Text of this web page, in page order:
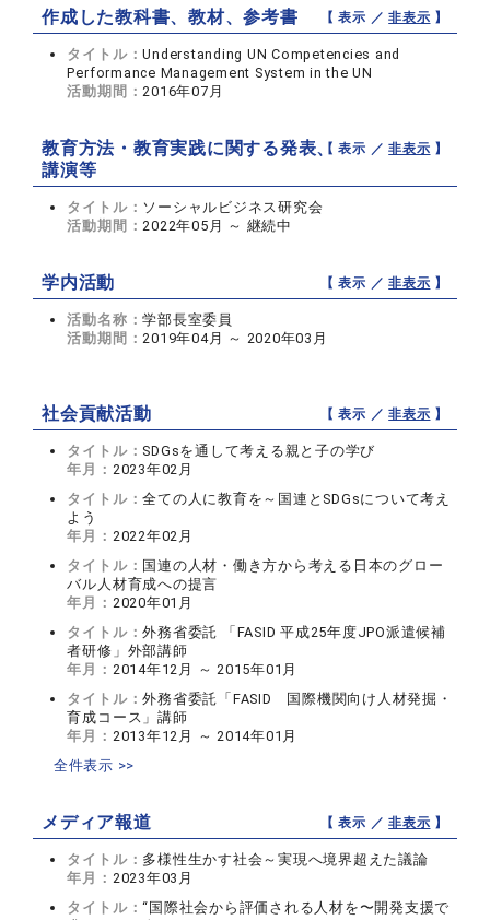
作成した教科書、教材、参考書 【 表示 ／非表示 】
タイトル：Understanding UN Competencies and
Performance Management System in the UN
活動期間：2016年07月
教育方法・教育実践に関する発表、
講演等
【 表示 ／非表示 】
タイトル： ソーシャルビジネス研究会
活動期間：2022年05月 ～ 継続中
学内活動 【 表示 ／非表示 】
活動名称：学部長室委員
活動期間：2019年04月 ～ 2020年03月
社会貢献活動 【 表示 ／非表示 】
タイトル： SDGsを通して考える親と子の学び
年月： 2023年02月
タイトル：全ての人に教育を～国連とSDGsについて考え
よう
年月： 2022年02月
タイトル： 国連の人材・働き方から考える日本のグロー
バル人材育成への提言
年月： 2020年01月
タイトル：外務省委託 「FASID 平成25年度JPO派遣候補
者研修」外部講師
年月： 2014年12月 ～ 2015年01月
タイトル：外務省委託「FASID 国際機関向け人材発掘・
育成コース」講師
年月： 2013年12月 ～ 2014年01月
全件表示 >>
メディア報道 【 表示 ／非表示 】
タイトル： 多様性生かす社会～実現へ境界超えた議論
年月： 2023年03月
タイトル：“国際社会から評価される人材を〜開発支援で